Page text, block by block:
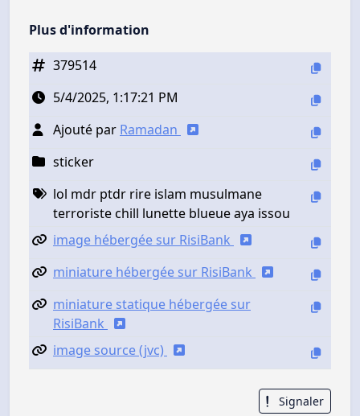
Plus d'information
379514
5/4/2025, 1:17:21 PM
Ajouté par Ramadan
sticker
lol mdr ptdr rire islam musulmane
terroriste chill lunette blueue aya issou
image hébergée sur RisiBank
miniature hébergée sur RisiBank
miniature statique hébergée sur
RisiBank
image source (jvc)
Signaler